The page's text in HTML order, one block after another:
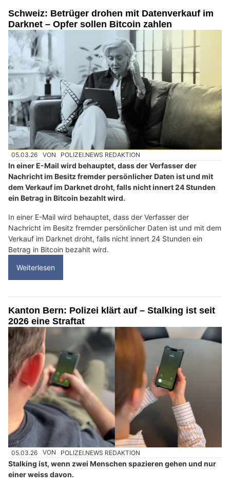
Schweiz: Betrüger drohen mit Datenverkauf im
Darknet – Opfer sollen Bitcoin zahlen
05.03.26 VON POLIZEI.NEWS REDAKTION
In einer E-Mail wird behauptet, dass der Verfasser der
Nachricht im Besitz fremder persönlicher Daten ist und mit
dem Verkauf im Darknet droht, falls nicht innert 24 Stunden
ein Betrag in Bitcoin bezahlt wird.
In einer E-Mail wird behauptet, dass der Verfasser der
Nachricht im Besitz fremder persönlicher Daten ist und mit dem
Verkauf im Darknet droht, falls nicht innert 24 Stunden ein
Betrag in Bitcoin bezahlt wird.
Weiterlesen
Kanton Bern: Polizei klärt auf – Stalking ist seit
2026 eine Straftat
05.03.26 VON POLIZEI.NEWS REDAKTION
Stalking ist, wenn zwei Menschen spazieren gehen und nur
einer weiss davon.